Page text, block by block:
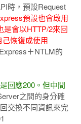
時，預設Request
預設也會啟用
是會以HTTP/2來回
恢復成使用
＋NTLM的
回應200。但中間
之間的身分確
交換不同資訊來完